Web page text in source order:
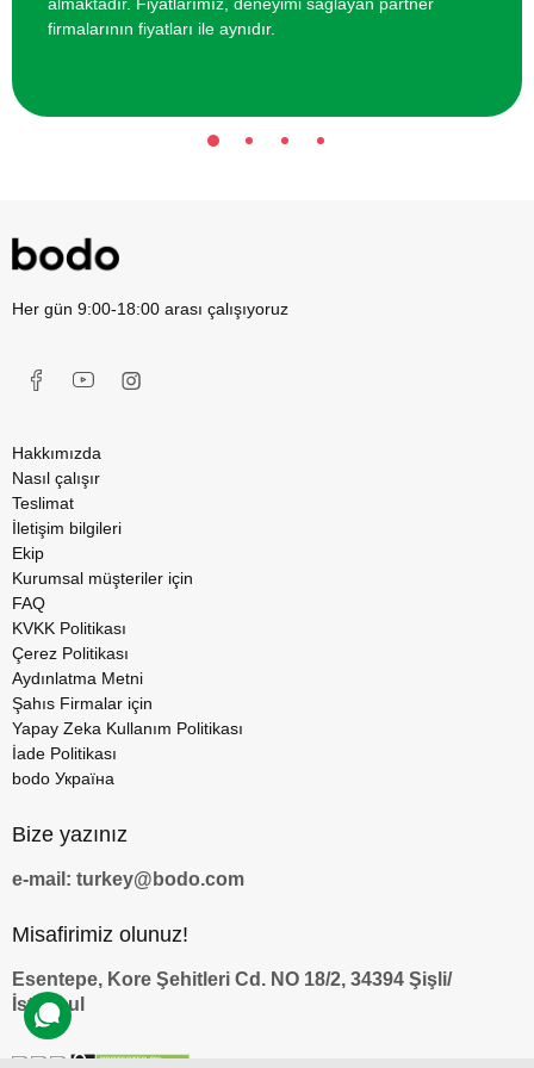
firmalarının fiyatları ile aynıdır.
Her gün 9:00-18:00 arası çalışıyoruz
Hakkımızda
Nasıl çalışır
Teslimat
İletişim bilgileri
Ekip
Kurumsal müşteriler için
FAQ
KVKK Politikası
Çerez Politikası
Aydınlatma Metni
Şahıs Firmalar için
Yapay Zeka Kullanım Politikası
İade Politikası
bodo Україна
Bize yazınız
e-mail: turkey@bodo.com
Misafirimiz olunuz!
Esentepe, Kore Şehitleri Cd. NO 18/2, 34394 Şişli/
İstanbul